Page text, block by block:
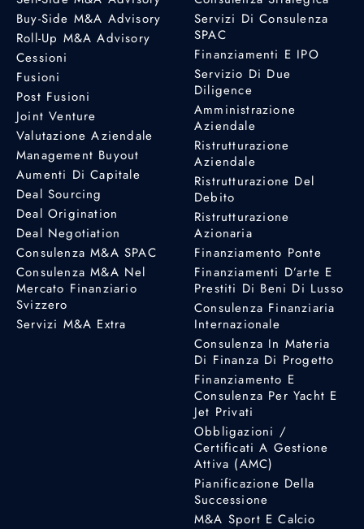
Buy-Side M&A Advisory
Roll-Up M&A Advisory
Cessioni
Fusioni
Post Fusioni
Joint Venture
Valutazione Aziendale
Management Buyout
Aumenti Di Capitale
Deal Sourcing
Deal Origination
Deal Negotiation
Consulenza M&A SPAC
Consulenza M&A Nel
Mercato Finanziario
Svizzero
Servizi M&A Extra
Servizi Di Consulenza
SPAC
Finanziamenti E IPO
Servizio Di Due
Diligence
Amministrazione
Aziendale
Ristrutturazione
Aziendale
Ristrutturazione Del
Debito
Ristrutturazione
Azionaria
Finanziamento Ponte
Finanziamenti D’arte E
Prestiti Di Beni Di Lusso
Consulenza Finanziaria
Internazionale
Consulenza In Materia
Di Finanza Di Progetto
Finanziamento E
Consulenza Per Yacht E
Jet Privati
Obbligazioni /
Certificati A Gestione
Attiva (AMC)
Pianificazione Della
Successione
M&A Sport E Calcio